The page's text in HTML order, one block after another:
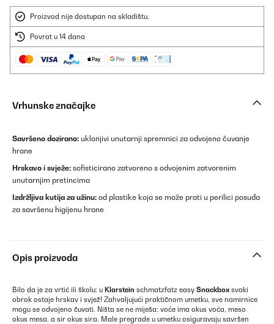
Proizvod nije dostupan na skladištu.
Povrat u 14 dana
Vrhunske značajke
Savršeno dozirano: uklonjivi unutarnji spremnici za odvojeno čuvanje
hrane
Hrskavo i svježe: sofisticirano zatvoreno s odvojenim zatvorenim
unutarnjim pretincima
Izdržljiva kutija za užinu: od plastike koja se može prati u perilici posuđa
za savršenu higijenu hrane
Opis proizvoda
Bilo da je za vrtić ili školu: u Klarstein schmatzfatz easy Snackbox svaki
obrok ostaje hrskav i svjež! Zahvaljujući praktičnom umetku, sve namirnice
mogu se odvojeno čuvati. Ništa se ne miješa: voće ima okus voća, meso
okus mesa, a sir okus sira. Male pregrade u umetku osiguravaju savršen